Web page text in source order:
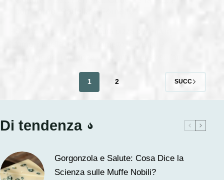
1 2 SUCC
Di tendenza
Gorgonzola e Salute: Cosa Dice la
Scienza sulle Muffe Nobili?